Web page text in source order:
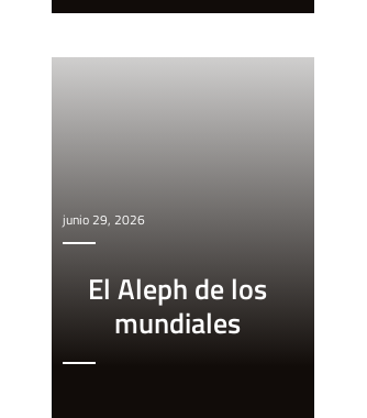
junio 29, 2026
El Aleph de los
mundiales